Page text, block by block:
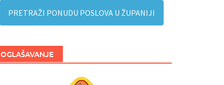
PRETRAŽI PONUDU POSLOVA U ŽUPANIJI
OGLAŠAVANJE